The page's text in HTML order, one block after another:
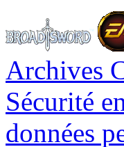
Archives
Sécurité
données